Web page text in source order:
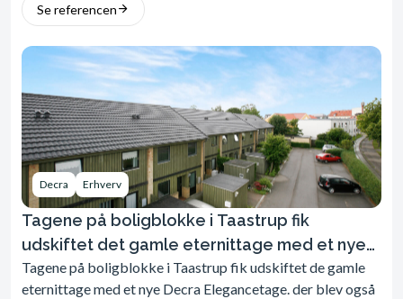
Se referencen
Decra Erhverv
Tagene på boligblokke i Taastrup fik
udskiftet det gamle eternittage med et nye
Decra Elegancetage. Se før og efter billeder
Tagene på boligblokke i Taastrup fik udskiftet de gamle
eternittage med et nye Decra Elegancetage. der blev også